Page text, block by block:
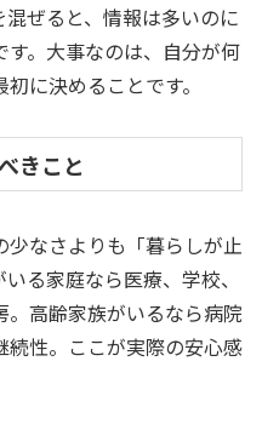
ぜると、情報は多いのに
。大事なのは、自分が何
に決めることです。
きこと
なさよりも「暮らしが止
る家庭なら医療、学校、
高齢家族がいるなら病院
続性。ここが実際の安心感